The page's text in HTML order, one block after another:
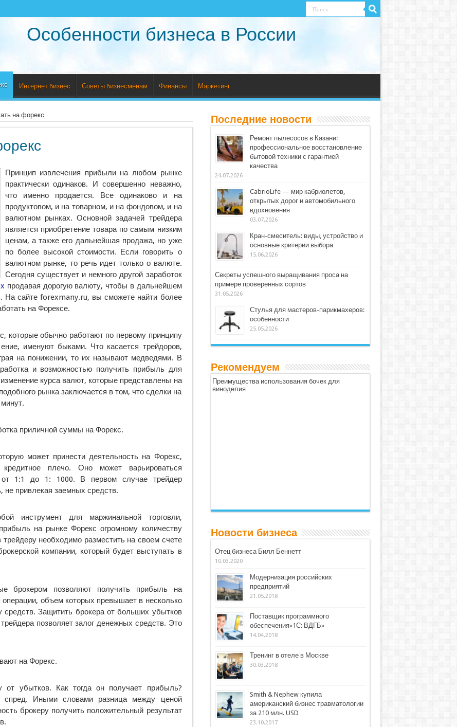
Особенности бизнеса в России
Интернет бизнес Советы бизнесменам Финансы Маркетинг
на форекс
Принцип извлечения прибыли на любом рынке
практически одинаков. И совершенно неважно,
что именно продается. Все одинаково и на
продуктовом, и на товарном, и на фондовом, и на
валютном рынках. Основной задачей трейдера
является приобретение товара по самым низким
ценам, а также его дальнейшая продажа, но уже
по более высокой стоимости. Если говорить о
валютном рынке, то речь идет только о валюте.
Сегодня существует и немного другой заработок
продавая дорогую валюту, чтобы в дальнейшем
На сайте forexmany.ru, вы сможете найти более
на Форексе.
которые обычно работают по первому принципу
именуют быками. Что касается трейдоров,
на понижении, то их называют медведями. В
и возможностью получить прибыль для
курса валют, которые представлены на
рынка заключается в том, что сделки на
приличной суммы на Форекс.
может принести деятельность на Форекс,
кредитное плечо. Оно может варьироваться
от 1:1 до 1: 1000. В первом случае трейдер
не привлекая заемных средств.
инструмент для маржинальной торговли,
на рынке Форекс огромному количеству
необходимо разместить на своем счете
компании, который будет выступать в
брокером позволяют получить прибыль на
объем которых превышает в несколько
Защитить брокера от больших убытков
позволяет залог денежных средств. Это
на Форекс.
от убытков. Как тогда он получает прибыль?
спред. Иными словами разница между ценой
брокеру получить положительный результат
Последние новости
Ремонт пылесосов в Казани:
профессиональное восстановление
бытовой техники с гарантией
качества
24.07.2026
CabrioLife — мир кабриолетов,
открытых дорог и автомобильного
вдохновения
03.07.2026
Кран-смеситель: виды, устройство и
основные критерии выбора
15.06.2026
Секреты успешного выращивания проса на
примере проверенных сортов
31.05.2026
Стулья для мастеров-парикмахеров:
особенности
25.05.2026
Рекомендуем
Преимущества использования бочек для
виноделия
Новости бизнеса
Отец бизнеса Билл Беннетт
10.03.2020
Модернизация российских
предприятий
21.05.2018
Поставщик программного
обеспечения»1С: ВДГБ»
14.04.2018
Тренинг в отеле в Москве
30.03.2018
Smith & Nephew купила
американский бизнес травматологии
за 210 млн. USD
23.10.2017